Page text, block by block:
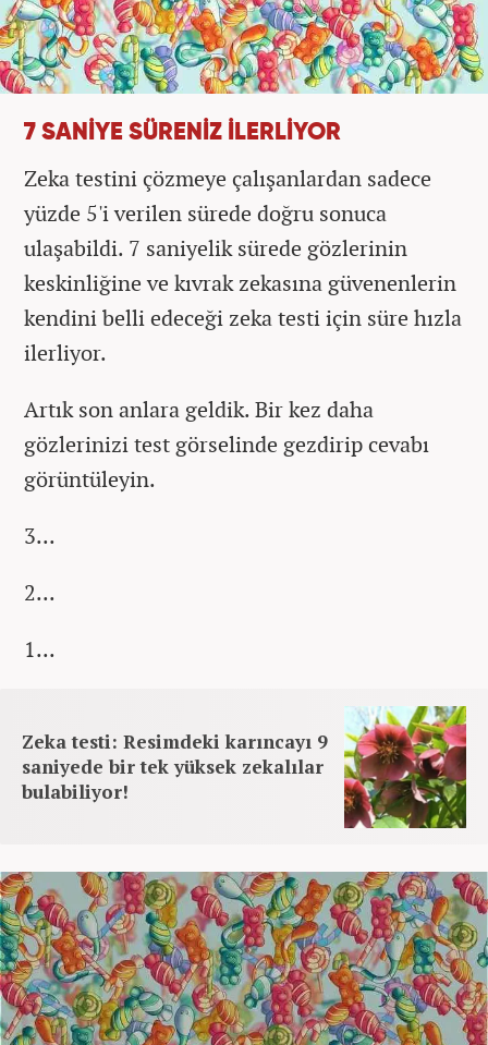
7 SANİYE SÜRENİZ İLERLİYOR
Zeka testini çözmeye çalışanlardan sadece
yüzde 5'i verilen sürede doğru sonuca
ulaşabildi. 7 saniyelik sürede gözlerinin
keskinliğine ve kıvrak zekasına güvenenlerin
kendini belli edeceği zeka testi için süre hızla
ilerliyor.
Artık son anlara geldik. Bir kez daha
gözlerinizi test görselinde gezdirip cevabı
görüntüleyin.
3...
2...
1...
Zeka testi: Resimdeki karıncayı 9
saniyede bir tek yüksek zekalılar
bulabiliyor!